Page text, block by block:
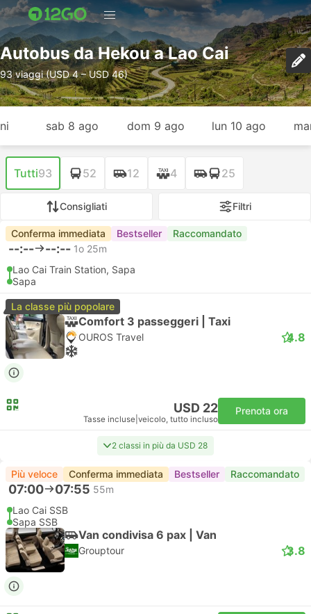
Autobus da Hekou a Lao Cai
93 viaggi (USD 4 – USD 46)
sab 8 ago dom 9 ago lun 10 ago
Tutti93 52 12 4 25
Consigliati Filtri
Conferma immediata Bestseller Raccomandato
--:-- --:-- 1o 25m
Lao Cai Train Station, Sapa
Sapa
La classe più popolare
Comfort 3 passeggeri | Taxi
OUROS Travel 4.8
USD 22
Tasse incluse veicolo, tutto incluso
Prenota ora
2 classi in più da USD 28
Più veloce Conferma immediata Bestseller Raccomandato
07:00 07:55 55m
Lao Cai SSB
Sapa SSB
Van condivisa 6 pax | Van
Grouptour 3.8